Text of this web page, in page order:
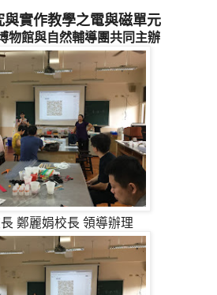
與實作教學之電與磁單元
物館與自然輔導團共同主辦
鄭麗娟校長 領導辦理